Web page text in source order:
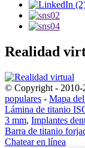
Realidad
© Copyright - 2010-
populares - Mapa
Lámina de titanio
3 mm, Implantes
Barra de titanio
Chatear en línea